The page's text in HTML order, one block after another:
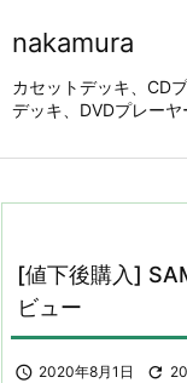
nakamura
カセットデッキ、CD
デッキ、DVDプレー
[値下後購入]
ビュー
 2020年8月1日 